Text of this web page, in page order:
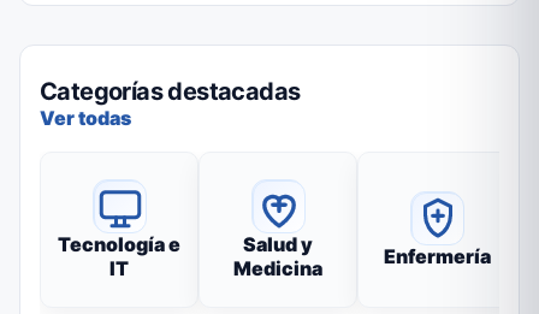
Categorías destacadas
Ver todas
Tecnología e
IT
Salud y
Medicina
Enfermería